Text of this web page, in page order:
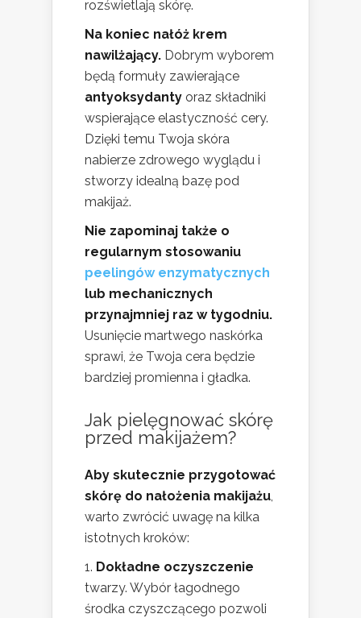
rozświetlają skórę.
Na koniec nałóż krem
nawilżający. Dobrym wyborem
będą formuły zawierające
antyoksydanty oraz składniki
wspierające elastyczność cery.
Dzięki temu Twoja skóra
nabierze zdrowego wyglądu i
stworzy idealną bazę pod
makijaż.
Nie zapominaj także o
regularnym stosowaniu
peelingów enzymatycznych
lub mechanicznych
przynajmniej raz w tygodniu.
Usunięcie martwego naskórka
sprawi, że Twoja cera będzie
bardziej promienna i gładka.
Jak pielęgnować skórę
przed makijażem?
Aby skutecznie przygotować
skórę do nałożenia makijażu,
warto zwrócić uwagę na kilka
istotnych kroków:
Dokładne oczyszczenie
twarzy. Wybór łagodnego
środka czyszczącego pozwoli